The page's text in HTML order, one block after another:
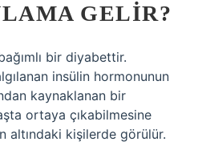
GELIR?
bir diyabettir.
insülin hormonunun
kaynaklanan bir
ortaya çıkabilmesine
altındaki kişilerde görülür.